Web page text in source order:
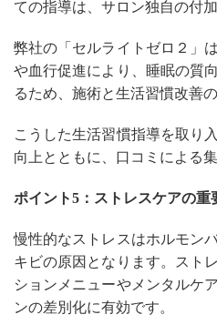
ての指導は、サロン独自の付
弊社の「セルライトゼロ２」
や血行促進により、睡眠の質
るため、施術と生活習慣改善
こうした生活習慣指導を取り
向上とともに、口コミによる
ポイント5：ストレスケアの
慢性的なストレスはホルモン
キビの原因となります。スト
ションメニューやメンタルケ
ンの差別化に有効です。